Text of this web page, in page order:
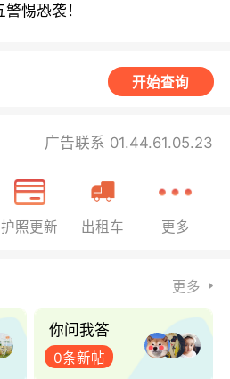
开始查询
广告联系 01.44.61.05.23
护照更新 出租车 更多
更多
你问我答
0条新帖